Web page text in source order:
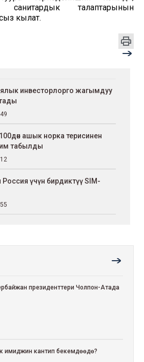
санитардык талаптарынын
кылат.
инвесторлорго жагымдуу
ашык норка терисинен
табылды
үчүн бирдиктүү SIM-
президенттери Чолпон-Атада
имиджин кантип бекемдөөдө?